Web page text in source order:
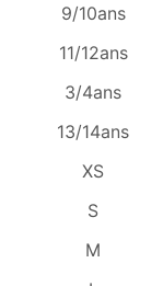
9/10ans
11/12ans
3/4ans
13/14ans
XS
S
M